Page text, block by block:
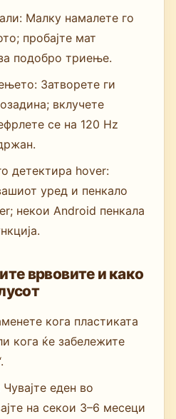
Малку намалете го
пробајте мат
подобро триење.
Затворете ги
вклучете
се на 120 Hz
детектира hover:
уред и пенкало
некои Android пенкала
врвовите и како
кога пластиката
кога ќе забележите
еден во
на секои 3–6 месеци